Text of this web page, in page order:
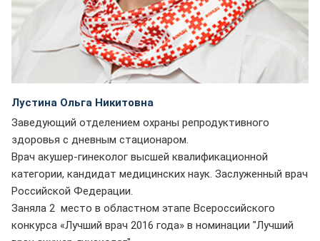
Лустина Ольга Никитовна
Заведующий отделением охраны репродуктивного
здоровья с дневным стационаром.
Врач акушер-гинеколог высшей квалификационной
категории, кандидат медицинских наук. Заслуженный врач
Российской Федерации.
Заняла 2 место в областном этапе Всероссийского
конкурса «Лучший врач 2016 года» в номинации "Лучший